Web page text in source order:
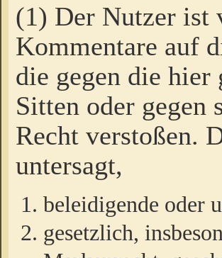
(1) Der Nutzer ist
Kommentare auf
die gegen die hier
Sitten oder gegen
Recht verstoßen.
untersagt,
beleidigende oder
gesetzlich,